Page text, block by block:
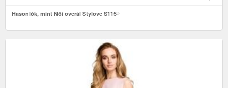
Hasonlók, mint Női overál Stylove S115